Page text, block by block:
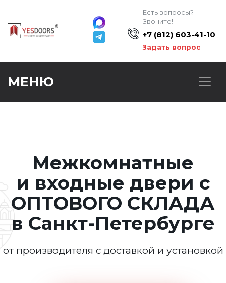
Есть вопросы?
Звоните!
+7 (812) 603-41-10
Задать вопрос
МЕНЮ
Межкомнатные
и входные двери с
ОПТОВОГО СКЛАДА
в Санкт-Петербурге
от производителя с доставкой и установкой